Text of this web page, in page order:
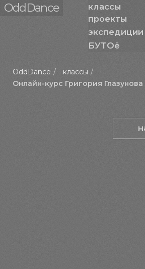
экспедиции
OddDance
OddDance / классы /
Онлайн-курс Григория Глазунова